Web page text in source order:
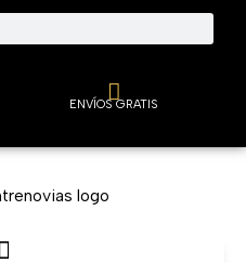
ENVÍOS GRATIS